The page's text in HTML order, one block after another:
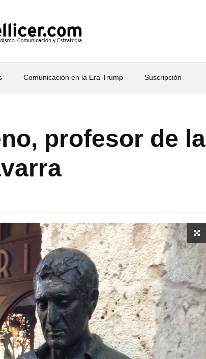
Comunicación en la Era Trump Suscripción
profesor de la